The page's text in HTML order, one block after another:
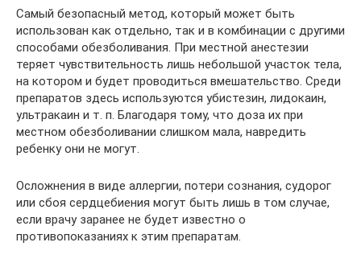
Самый безопасный метод, который может быть
использован как отдельно, так и в комбинации с другими
способами обезболивания. При местной анестезии
теряет чувствительность лишь небольшой участок тела,
на котором и будет проводиться вмешательство. Среди
препаратов здесь используются убистезин, лидокаин,
ультракаин и т. п. Благодаря тому, что доза их при
местном обезболивании слишком мала, навредить
ребенку они не могут.
Осложнения в виде аллергии, потери сознания, судорог
или сбоя сердцебиения могут быть лишь в том случае,
если врачу заранее не будет известно о
противопоказаниях к этим препаратам.